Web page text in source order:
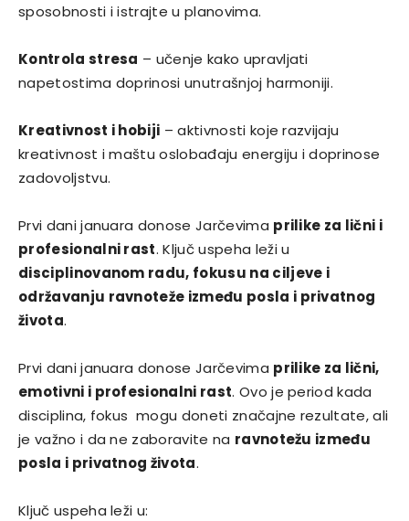
sposobnosti i istrajte u planovima.
Kontrola stresa – učenje kako upravljati
napetostima doprinosi unutrašnjoj harmoniji.
Kreativnost i hobiji – aktivnosti koje razvijaju
kreativnost i maštu oslobađaju energiju i doprinose
zadovoljstvu.
Prvi dani januara donose Jarčevima prilike za lični i
profesionalni rast. Ključ uspeha leži u
disciplinovanom radu, fokusu na ciljeve i
održavanju ravnoteže između posla i privatnog
života.
Prvi dani januara donose Jarčevima prilike za lični,
emotivni i profesionalni rast. Ovo je period kada
disciplina, fokus mogu doneti značajne rezultate, ali
je važno i da ne zaboravite na ravnotežu između
posla i privatnog života.
Ključ uspeha leži u: